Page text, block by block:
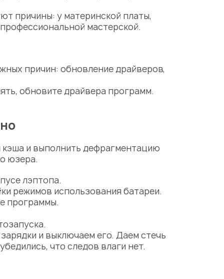
причины: у материнской платы,
мастерской.
причин: обновление драйверов,
обновите драйвера программ.
кэша и выполнить дефрагментацию
юзера.
лэптопа.
режимов использования батареи.
программы.
и выключаем его. Даем стечь
что следов влаги нет.